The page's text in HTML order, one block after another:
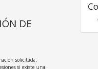
DE
solicitada;
si existe una